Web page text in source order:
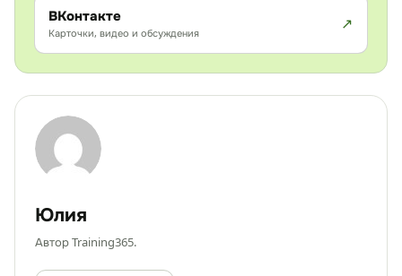
ВКонтакте
Карточки, видео и обсуждения
Юлия
Автор Training365.